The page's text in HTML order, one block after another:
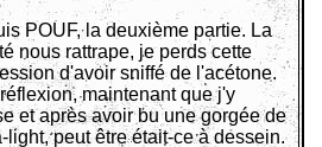
POUF, la deuxième partie. La
nous rattrape, je perds cette
d'avoir sniffé de l'acétone.
maintenant que j'y
et après avoir bu une gorgée de
light, peut être était-ce à dessein.